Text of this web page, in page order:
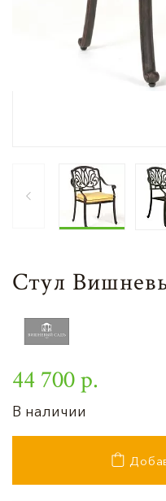
Стул
44 700 р.
В наличии